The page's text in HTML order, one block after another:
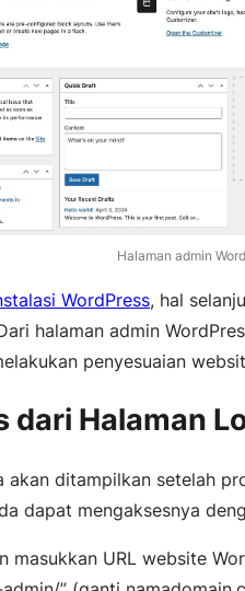
Halaman admin
WordPress, hal
halaman admin
penyesuaian
dari Halaman
akan ditampilkan setelah
dapat mengaksesnya
masukkan URL website